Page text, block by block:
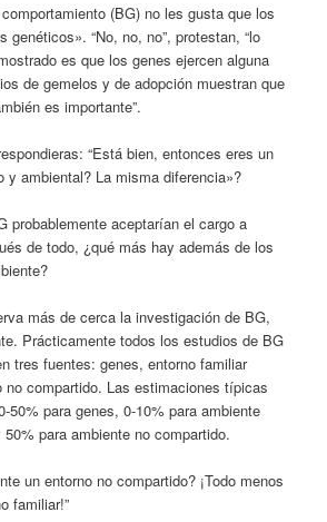
(BG) no les gusta que los
genéticos». “No, no, no”, protestan, “lo
es que los genes ejercen alguna
de gemelos y de adopción muestran que
es importante”.
“Está bien, entonces eres un
y ambiental? La misma diferencia»?
probablemente aceptarían el cargo a
de todo, ¿qué más hay además de los
más de cerca la investigación de BG,
Prácticamente todos los estudios de BG
tres fuentes: genes, entorno familiar
no compartido. Las estimaciones típicas
50% para genes, 0-10% para ambiente
para ambiente no compartido.
un entorno no compartido? ¡Todo menos
familiar!”